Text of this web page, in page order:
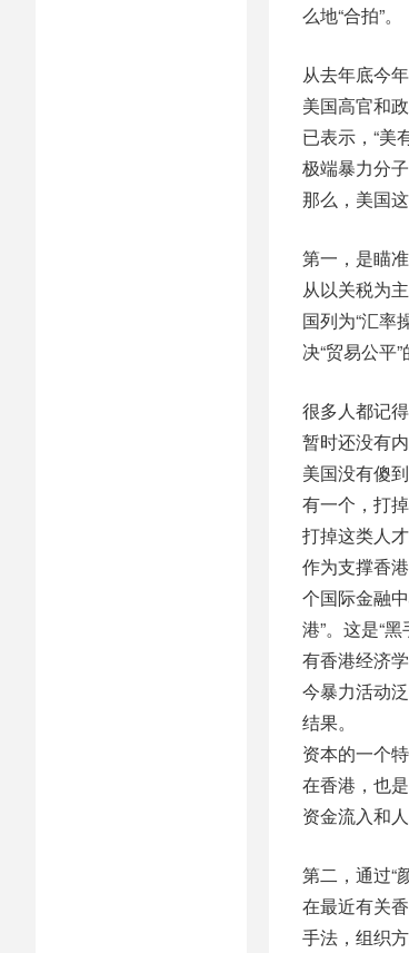
么地“合拍”。
从去年底今
美国高官和
已表示，“美
极端暴力分子
那么，美国
第一，是瞄
从以关税为
国列为“汇率
决“贸易公平
很多人都记
暂时还没有
美国没有傻
有一个，打
打掉这类人
作为支撑香
个国际金融
港”。这是“
有香港经济
今暴力活动
结果。
资本的一个
在香港，也
资金流入和
第二，通过“
在最近有关
手法，组织